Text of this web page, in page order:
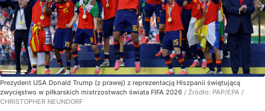
Prezydent USA Donald Trump (z prawej) z reprezentacją Hiszpanii świętującą
zwycięstwo w piłkarskich mistrzostwach świata FIFA 2026 / Źródło: PAP/EPA /
CHRISTOPHER NEUNDORF